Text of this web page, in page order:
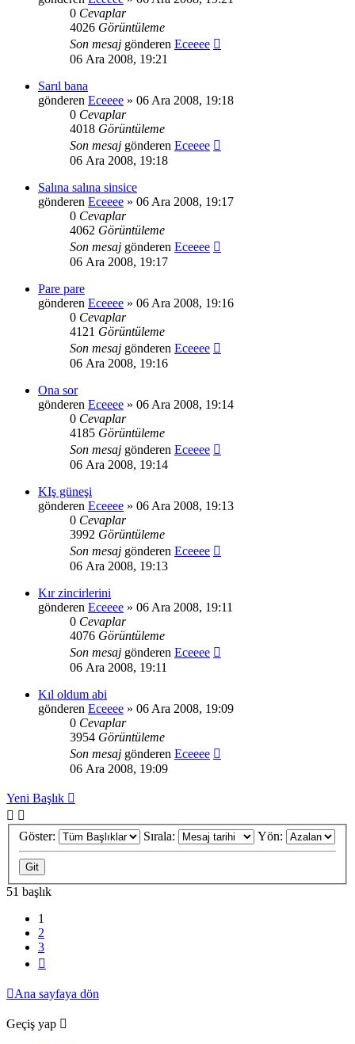
0 Cevaplar
4026 Görüntüleme
Son mesaj gönderen Eceeee
06 Ara 2008, 19:21
Sarıl bana
gönderen Eceeee » 06 Ara 2008, 19:18
0 Cevaplar
4018 Görüntüleme
Son mesaj gönderen Eceeee
06 Ara 2008, 19:18
Salına salına sinsice
gönderen Eceeee » 06 Ara 2008, 19:17
0 Cevaplar
4062 Görüntüleme
Son mesaj gönderen Eceeee
06 Ara 2008, 19:17
Pare pare
gönderen Eceeee » 06 Ara 2008, 19:16
0 Cevaplar
4121 Görüntüleme
Son mesaj gönderen Eceeee
06 Ara 2008, 19:16
Ona sor
gönderen Eceeee » 06 Ara 2008, 19:14
0 Cevaplar
4185 Görüntüleme
Son mesaj gönderen Eceeee
06 Ara 2008, 19:14
KIş güneşi
gönderen Eceeee » 06 Ara 2008, 19:13
0 Cevaplar
3992 Görüntüleme
Son mesaj gönderen Eceeee
06 Ara 2008, 19:13
Kır zincirlerini
gönderen Eceeee » 06 Ara 2008, 19:11
0 Cevaplar
4076 Görüntüleme
Son mesaj gönderen Eceeee
06 Ara 2008, 19:11
Kıl oldum abi
gönderen Eceeee » 06 Ara 2008, 19:09
0 Cevaplar
3954 Görüntüleme
Son mesaj gönderen Eceeee
06 Ara 2008, 19:09
Yeni Başlık
Göster: Sırala: Yön:
51 başlık
1
2
3
Ana sayfaya dön
Geçiş yap